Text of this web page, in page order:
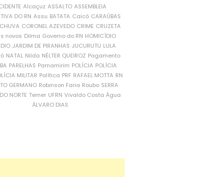
Alcaçuz ASSALTO ASSEMBLEIA
DO RN Assu BATATA Caicó CARAÚBAS
CORONEL AZEVEDO CRIME CRUZETA
novos Dilma Governo do RN HOMICÍDIO
JARDIM DE PIRANHAS JUCURUTU LULA
NATAL Nilda NÉLTER QUEIROZ Pagamento
PARELHAS Parnamirim POLÍCIA POLÍCIA
MILITAR Política PRF RAFAEL MOTTA RN
GERMANO Robinson Faria Roubo SERRA
NORTE Temer UFRN Vivaldo Costa Água
ÁLVARO DIAS